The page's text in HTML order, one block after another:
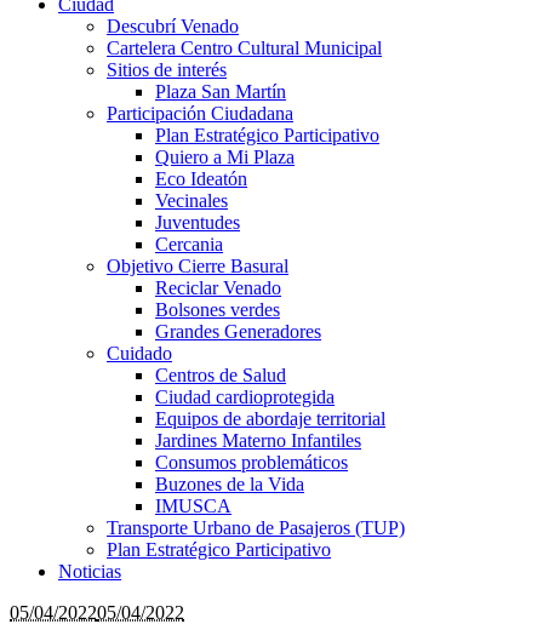
Ciudad
Descubrí Venado
Cartelera Centro Cultural Municipal
Sitios de interés
Plaza San Martín
Participación Ciudadana
Plan Estratégico Participativo
Quiero a Mi Plaza
Eco Ideatón
Vecinales
Juventudes
Cercania
Objetivo Cierre Basural
Reciclar Venado
Bolsones verdes
Grandes Generadores
Cuidado
Centros de Salud
Ciudad cardioprotegida
Equipos de abordaje territorial
Jardines Materno Infantiles
Consumos problemáticos
Buzones de la Vida
IMUSCA
Transporte Urbano de Pasajeros (TUP)
Plan Estratégico Participativo
Noticias
05/04/202205/04/2022